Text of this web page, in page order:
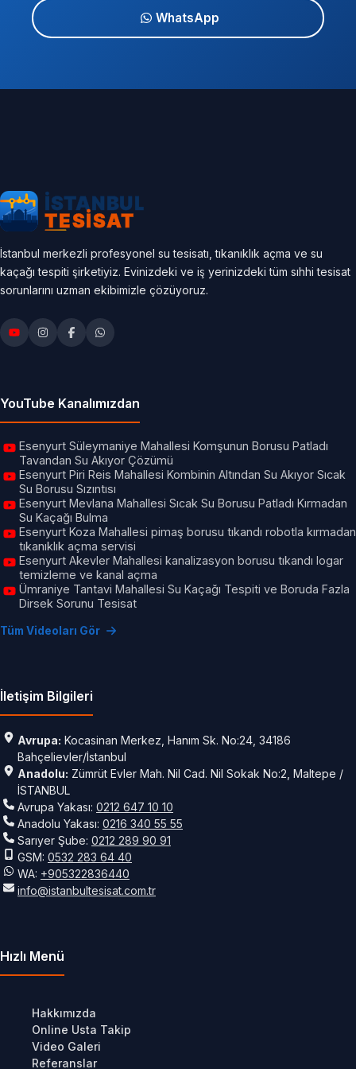
WhatsApp
İstanbul merkezli profesyonel su tesisatı, tıkanıklık açma ve su
kaçağı tespiti şirketiyiz. Evinizdeki ve iş yerinizdeki tüm sıhhi tesisat
sorunlarını uzman ekibimizle çözüyoruz.
YouTube Kanalımızdan
Esenyurt Süleymaniye Mahallesi Komşunun Borusu Patladı
Tavandan Su Akıyor Çözümü
Esenyurt Piri Reis Mahallesi Kombinin Altından Su Akıyor Sıcak
Su Borusu Sızıntısı
Esenyurt Mevlana Mahallesi Sıcak Su Borusu Patladı Kırmadan
Su Kaçağı Bulma
Esenyurt Koza Mahallesi pimaş borusu tıkandı robotla kırmadan
tıkanıklık açma servisi
Esenyurt Akevler Mahallesi kanalizasyon borusu tıkandı logar
temizleme ve kanal açma
Ümraniye Tantavi Mahallesi Su Kaçağı Tespiti ve Boruda Fazla
Dirsek Sorunu Tesisat
Tüm Videoları Gör
İletişim Bilgileri
Avrupa: Kocasinan Merkez, Hanım Sk. No:24, 34186
Bahçelievler/İstanbul
Anadolu: Zümrüt Evler Mah. Nil Cad. Nil Sokak No:2, Maltepe /
İSTANBUL
Avrupa Yakası: 0212 647 10 10
Anadolu Yakası: 0216 340 55 55
Sarıyer Şube: 0212 289 90 91
GSM: 0532 283 64 40
WA: +905322836440
info@istanbultesisat.com.tr
Hızlı Menü
Hakkımızda
Online Usta Takip
Video Galeri
Referanslar